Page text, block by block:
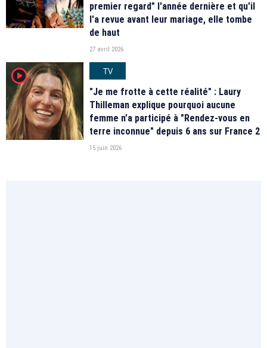
premier regard" l'année dernière et qu'il
l'a revue avant leur mariage, elle tombe
de haut
27 avril 2026
player2
TV
"Je me frotte à cette réalité" : Laury
Thilleman explique pourquoi aucune
femme n’a participé à "Rendez-vous en
terre inconnue" depuis 6 ans sur France 2
15 juin 2026